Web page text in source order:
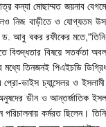
মোছাম্মত জয়নাব
বাড়ীতে ও যোগ্যতম
আবু বকর রফীকের
বিষয়ে সতর্কতা
তিনজনই পিএইচডি
ভাইস চ্যান্সেলর ও ইসলামী
ডীন ও আন্তর্জাতিক
কর্মরত ছিলেন। তিনি